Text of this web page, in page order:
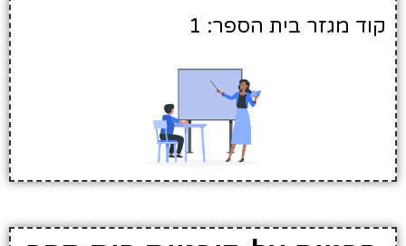
קוד מגזר בית הספר: 1